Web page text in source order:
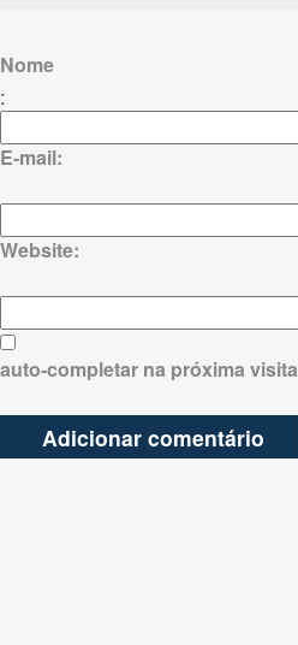
Nome
:
E-mail:
Website:
auto-completar na próxima visita